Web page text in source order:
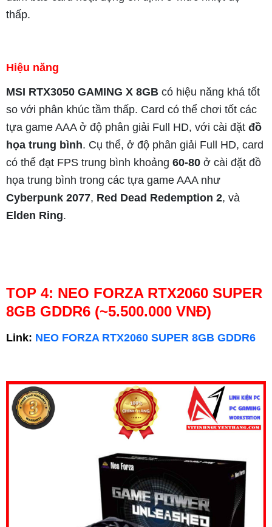
thấp.
Hiệu năng
MSI RTX3050 GAMING X 8GB có hiệu năng khá tốt
so với phân khúc tầm thấp. Card có thể chơi tốt các
tựa game AAA ở độ phân giải Full HD, với cài đặt đồ
họa trung bình. Cụ thể, ở độ phân giải Full HD, card
có thể đạt FPS trung bình khoảng 60-80 ở cài đặt đồ
họa trung bình trong các tựa game AAA như
Cyberpunk 2077, Red Dead Redemption 2, và
Elden Ring.
TOP 4: NEO FORZA RTX2060 SUPER
8GB GDDR6 (~5.500.000 VNĐ)
Link: NEO FORZA RTX2060 SUPER 8GB GDDR6